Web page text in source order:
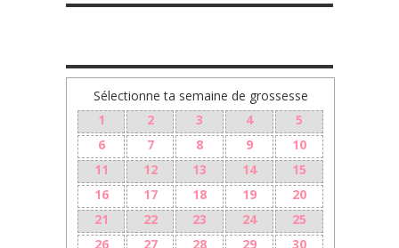
Sélectionne ta semaine de grossesse
1
2 3 4
5
6
7 8 9
10
11
12 13 14
15
16
17 18 19
20
21
22 23 24
25
26
27 28 29 30